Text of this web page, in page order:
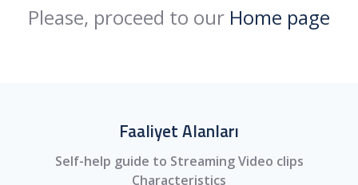
Please, proceed to our Home page
Faaliyet Alanları
Self-help guide to Streaming Video clips
Characteristics